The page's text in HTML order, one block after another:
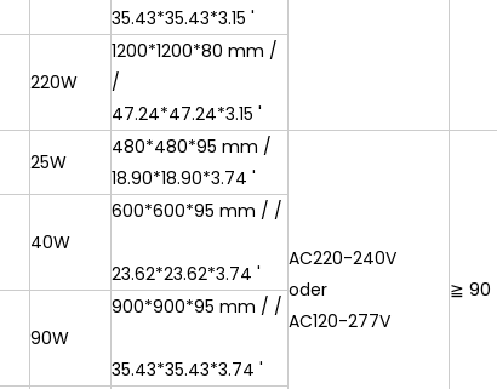
35.43*35.43*3.15 '
220W
1200*1200*80 mm /
/
47.24*47.24*3.15 '
25W
480*480*95 mm /
18.90*18.90*3.74 '
AC220-240V
oder
AC120-277V
≧ 90
40W
600*600*95 mm / /
23.62*23.62*3.74 '
90W
900*900*95 mm / /
35.43*35.43*3.74 '